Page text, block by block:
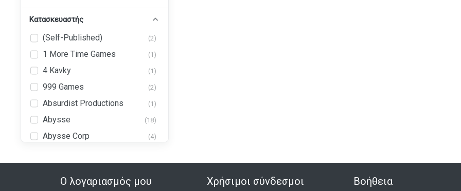
Κατασκευαστής
(Self-Published) (2)
1 More Time Games (1)
4 Kavky (1)
999 Games (2)
Absurdist Productions (1)
Abysse (18)
Abysse Corp (4)
Games)Ο λογαριασμός μου Χρήσιμοι σύνδεσμοι Βοήθεια